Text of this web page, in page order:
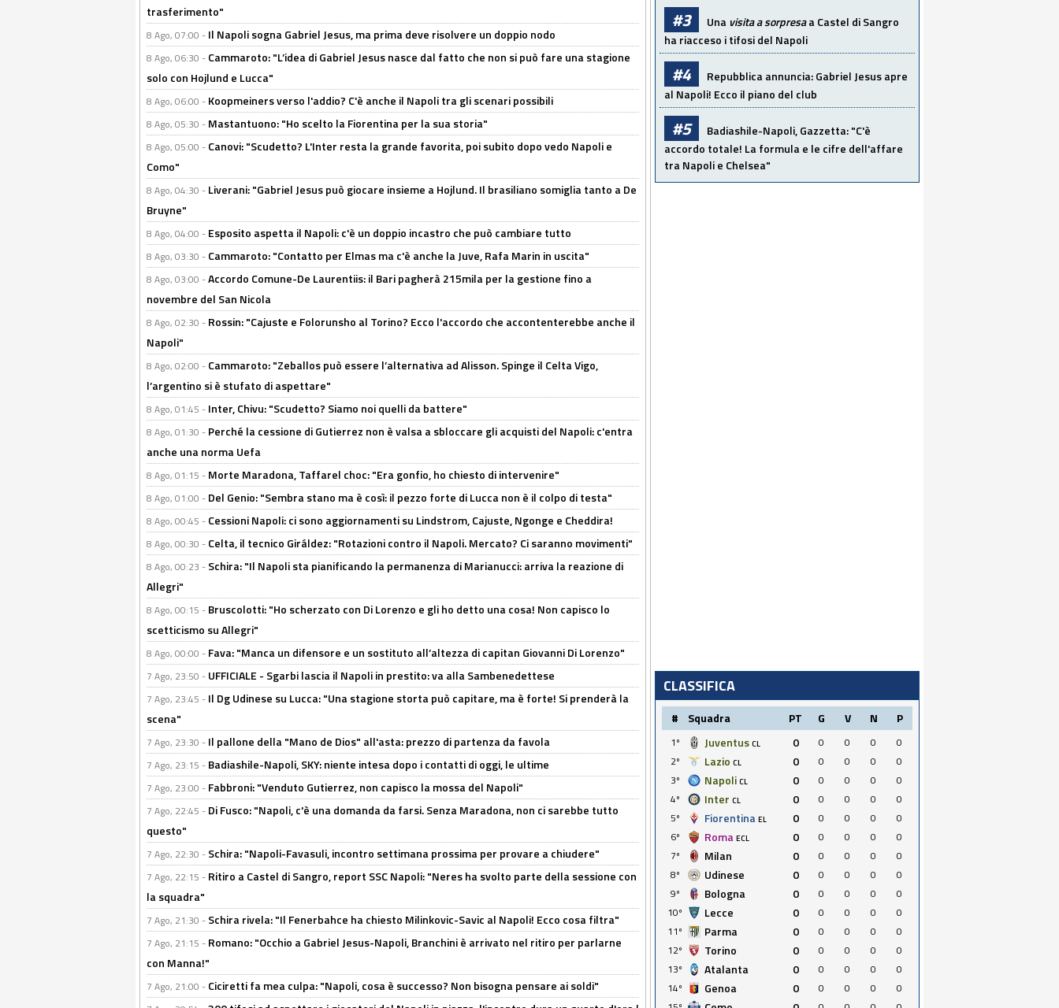
trasferimento"
8 Ago, 07:00 - Il Napoli sogna Gabriel Jesus, ma prima deve risolvere un doppio nodo
8 Ago, 06:30 - Cammaroto: "L’idea di Gabriel Jesus nasce dal fatto che non si può fare una stagione
solo con Hojlund e Lucca"
8 Ago, 06:00 - Koopmeiners verso l'addio? C'è anche il Napoli tra gli scenari possibili
8 Ago, 05:30 - Mastantuono: "Ho scelto la Fiorentina per la sua storia"
8 Ago, 05:00 - Canovi: "Scudetto? L'Inter resta la grande favorita, poi subito dopo vedo Napoli e
Como"
8 Ago, 04:30 - Liverani: "Gabriel Jesus può giocare insieme a Hojlund. Il brasiliano somiglia tanto a De
Bruyne"
8 Ago, 04:00 - Esposito aspetta il Napoli: c'è un doppio incastro che può cambiare tutto
8 Ago, 03:30 - Cammaroto: "Contatto per Elmas ma c'è anche la Juve, Rafa Marin in uscita"
8 Ago, 03:00 -Accordo Comune-De Laurentiis: il Bari pagherà 215mila per la gestione fino a
novembre del San Nicola
8 Ago, 02:30 - Rossin: "Cajuste e Folorunsho al Torino? Ecco l'accordo che accontenterebbe anche il
Napoli"
8 Ago, 02:00 - Cammaroto: "Zeballos può essere l’alternativa ad Alisson. Spinge il Celta Vigo,
l’argentino si è stufato di aspettare"
8 Ago, 01:45 - Inter, Chivu: "Scudetto? Siamo noi quelli da battere"
8 Ago, 01:30 - Perché la cessione di Gutierrez non è valsa a sbloccare gli acquisti del Napoli: c'entra
anche una norma Uefa
8 Ago, 01:15 - Morte Maradona, Taffarel choc: "Era gonfio, ho chiesto di intervenire"
8 Ago, 01:00 - Del Genio: "Sembra stano ma è così: il pezzo forte di Lucca non è il colpo di testa"
8 Ago, 00:45 - Cessioni Napoli: ci sono aggiornamenti su Lindstrom, Cajuste, Ngonge e Cheddira!
8 Ago, 00:30 - Celta, il tecnico Giráldez: "Rotazioni contro il Napoli. Mercato? Ci saranno movimenti"
8 Ago, 00:23 - Schira: "Il Napoli sta pianificando la permanenza di Marianucci: arriva la reazione di
Allegri"
8 Ago, 00:15 - Bruscolotti: "Ho scherzato con Di Lorenzo e gli ho detto una cosa! Non capisco lo
scetticismo su Allegri"
8 Ago, 00:00 - Fava: "Manca un difensore e un sostituto all’altezza di capitan Giovanni Di Lorenzo"
7 Ago, 23:50 - UFFICIALE - Sgarbi lascia il Napoli in prestito: va alla Sambenedettese
7 Ago, 23:45 - Il Dg Udinese su Lucca: "Una stagione storta può capitare, ma è forte! Si prenderà la
scena"
7 Ago, 23:30 - Il pallone della "Mano de Dios" all'asta: prezzo di partenza da favola
7 Ago, 23:15 - Badiashile-Napoli, SKY: niente intesa dopo i contatti di oggi, le ultime
7 Ago, 23:00 - Fabbroni: "Venduto Gutierrez, non capisco la mossa del Napoli"
7 Ago, 22:45 - Di Fusco: "Napoli, c'è una domanda da farsi. Senza Maradona, non ci sarebbe tutto
questo"
7 Ago, 22:30 - Schira: "Napoli-Favasuli, incontro settimana prossima per provare a chiudere"
7 Ago, 22:15 - Ritiro a Castel di Sangro, report SSC Napoli: "Neres ha svolto parte della sessione con
la squadra"
7 Ago, 21:30 - Schira rivela: "Il Fenerbahce ha chiesto Milinkovic-Savic al Napoli! Ecco cosa filtra"
7 Ago, 21:15 - Romano: "Occhio a Gabriel Jesus-Napoli, Branchini è arrivato nel ritiro per parlarne
con Manna!"
7 Ago, 21:00 - Ciciretti fa mea culpa: "Napoli, cosa è successo? Non bisogna pensare ai soldi"
#3 Una visita a sorpresaa Castel di Sangro
ha riacceso i tifosi del Napoli
#4
Repubblica annuncia: Gabriel Jesus apre
al Napoli! Ecco il piano del club
#5
Badiashile-Napoli, Gazzetta: "C'è
accordo totale! La formula e le cifre dell'affare
tra Napoli e Chelsea"
CLASSIFICA
# Squadra PT G V N P
1º Juventus CL 0 0 0 0
0
2º
Lazio CL 0 0 0 0
0
3º
Napoli CL 0 0 0 0
0
4º
Inter CL 0 0 0 0
0
5º
Fiorentina EL 0 0 0 0
0
6º
Roma ECL 0 0 0 0
0
7º
Milan 0 0 0 0
0
8º
Udinese 0 0 0 0
0
9º
Bologna 0 0 0 0
0
10º
Lecce 0 0 0 0
0
11º
Parma 0 0 0 0
0
12º
Torino 0 0 0 0
0
13º
Atalanta 0 0 0 0
0
14º
Genoa 0 0 0 0
0